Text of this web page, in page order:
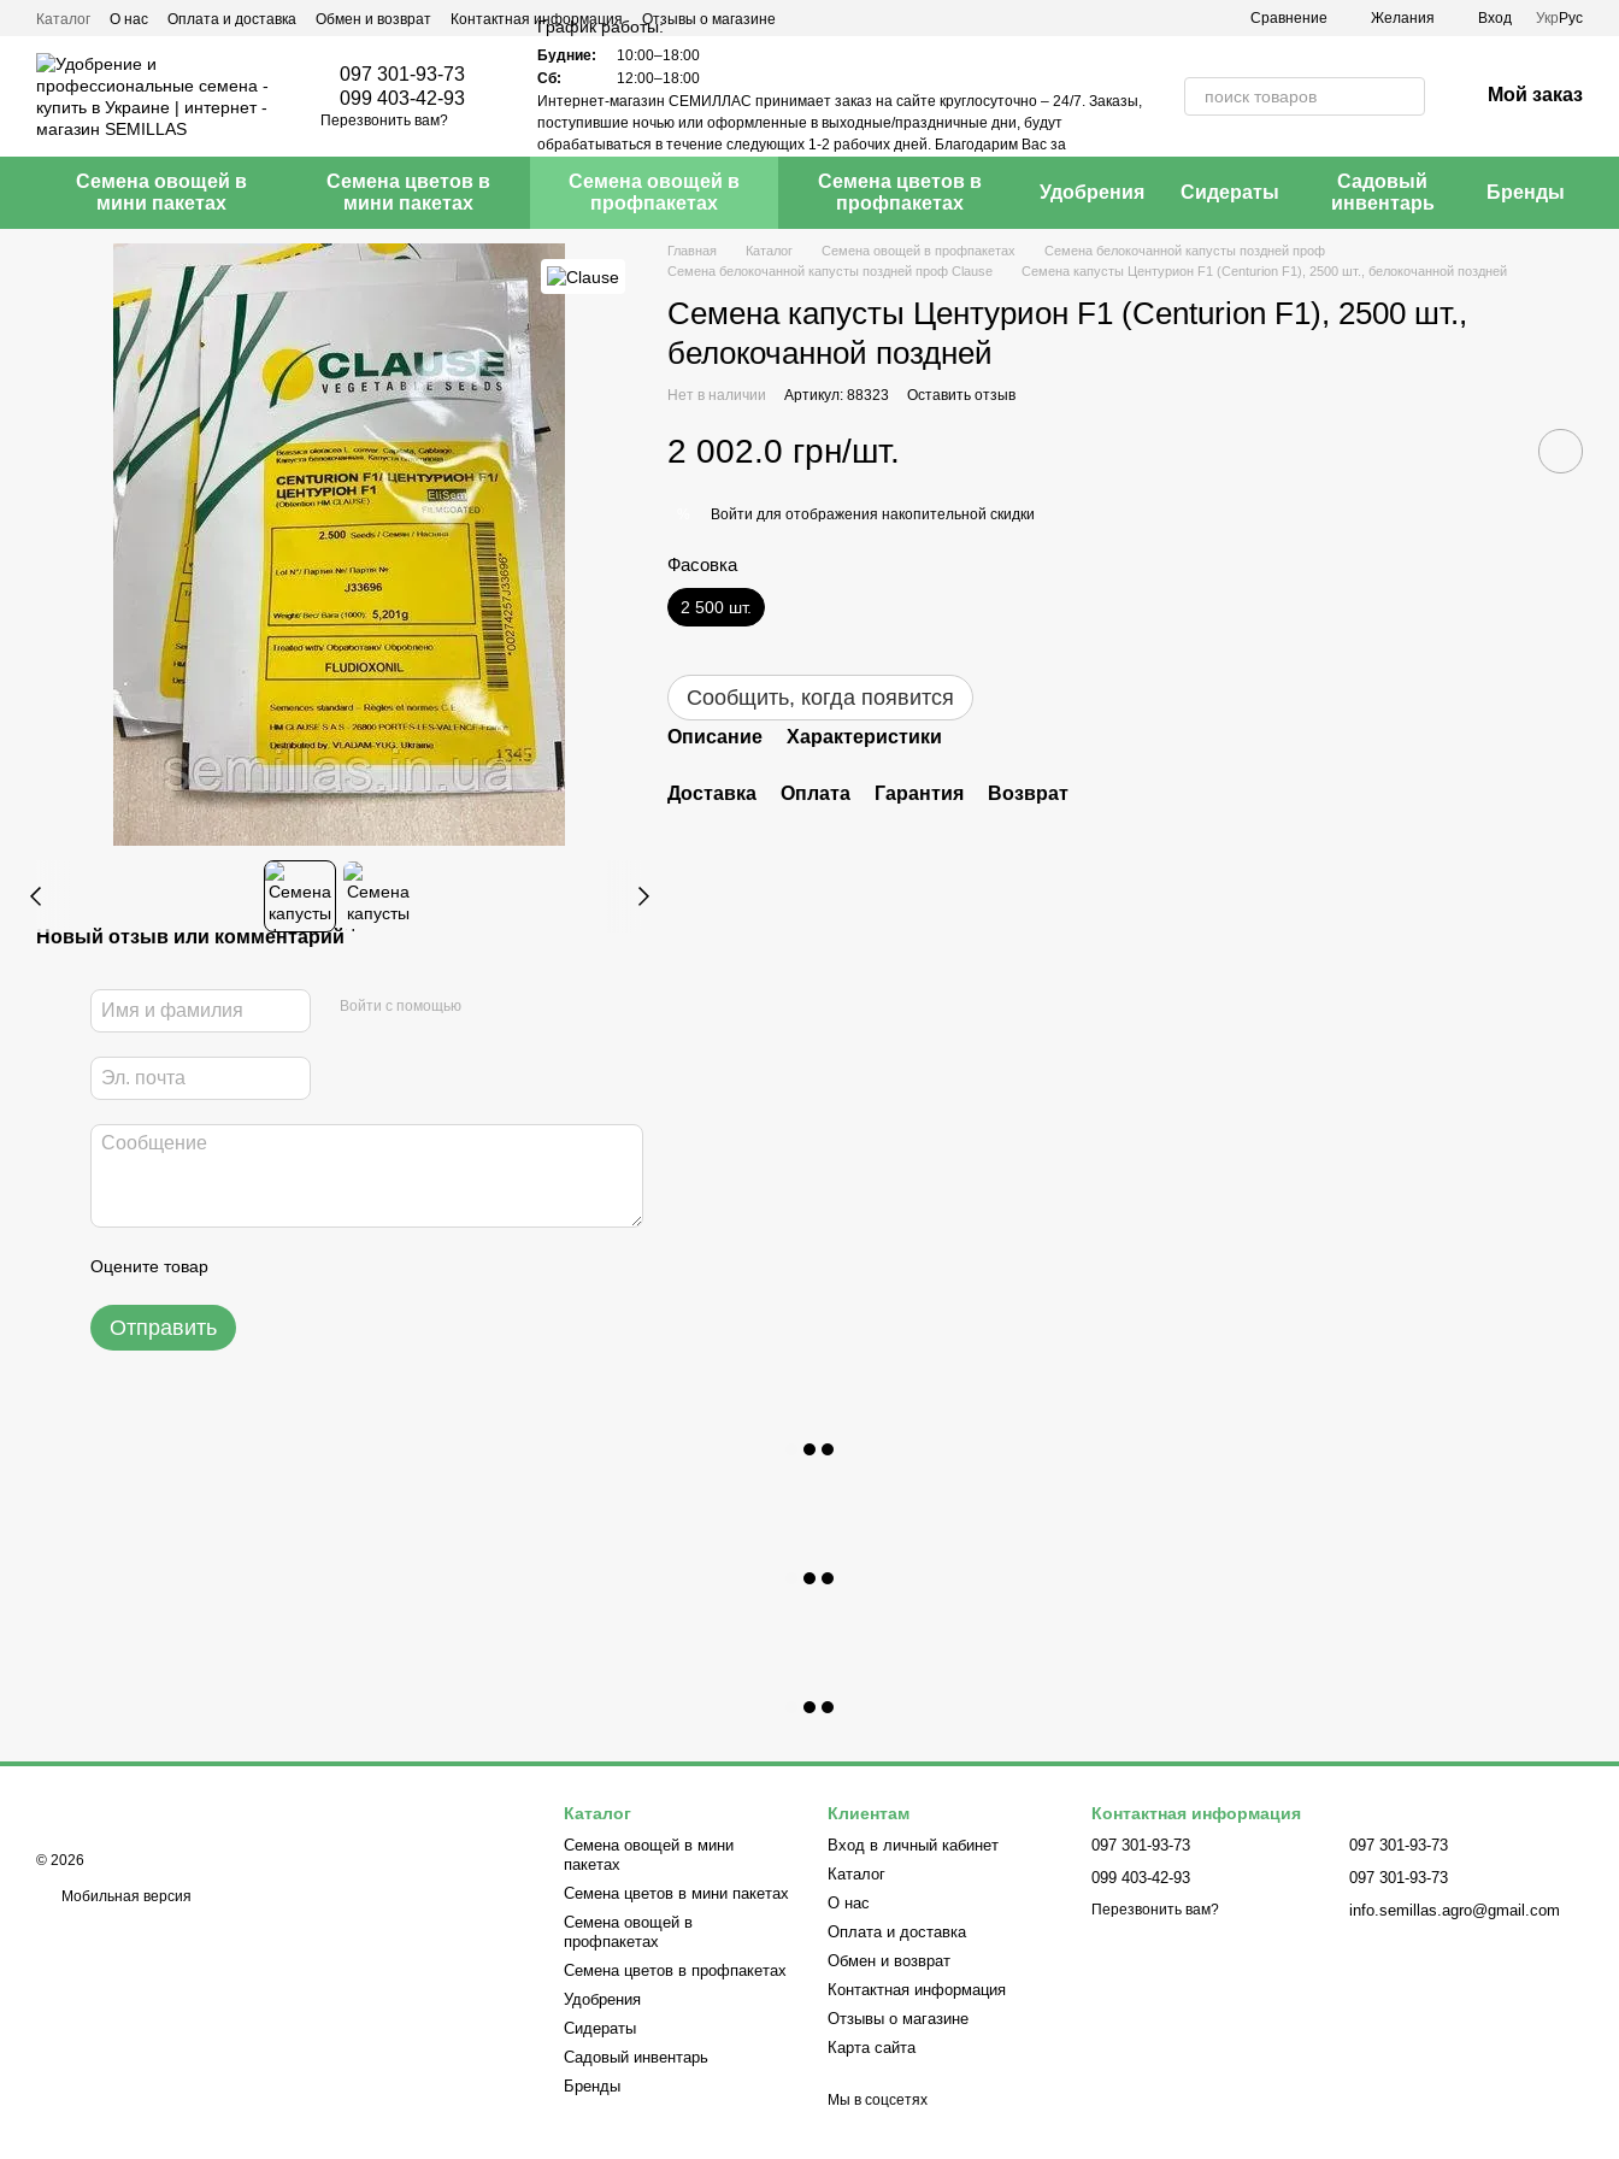
Перейти к основному контенту
Каталог О нас Оплата и доставка Обмен и возврат Контактная информация Отзывы о магазине Сравнение Желания Вход Укр Рус
097 301-93-73
099 403-42-93
Перезвонить вам?
График работы:
Будние:
10:00–18:00
Сб:
12:00–18:00
Интернет-магазин СЕМИЛЛАС принимает заказ на сайте круглосуточно – 24/7. Заказы,
поступившие ночью или оформленные в выходные/праздничные дни, будут
обрабатываться в течение следующих 1-2 рабочих дней. Благодарим Вас за
Мой заказ
Семена овощей в
мини пакетах
Семена цветов в
мини пакетах
Семена овощей в
профпакетах
Семена цветов в
профпакетах
Удобрения Сидераты
Садовый
инвентарь
Бренды
Новый отзыв или комментарий
Войти с помощью
Оцените товар
Отправить
Главная Каталог Семена овощей в профпакетах
Семена белокочанной капусты поздней проф
Семена белокочанной капусты поздней проф Clause
Семена капусты Центурион F1 (Centurion F1), 2500 шт., белокочанной поздней
Семена капусты Центурион F1 (Centurion F1), 2500 шт.,
белокочанной поздней
Нет в наличии Артикул: 88323 Оставить отзыв
2 002.0 грн/шт.
Войти для отображения накопительной скидки
Фасовка
2 500 шт.
Сообщить, когда появится
Описание Характеристики
Доставка Оплата Гарантия Возврат
© 2026
Мобильная версия
Каталог
Семена овощей в мини
пакетах
Семена цветов в мини пакетах
Семена овощей в
профпакетах
Семена цветов в профпакетах
Удобрения
Сидераты
Садовый инвентарь
Бренды
Клиентам
Вход в личный кабинет
Каталог
О нас
Оплата и доставка
Обмен и возврат
Контактная информация
Отзывы о магазине
Карта сайта
Мы в соцсетях
Контактная информация
097 301-93-73
099 403-42-93
Перезвонить вам?
097 301-93-73
097 301-93-73
info.semillas.agro@gmail.com